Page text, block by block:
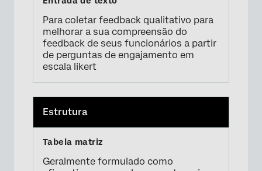
×
Para coletar feedback qualitativo para
melhorar a sua compreensão do
feedback de seus funcionários a partir
de perguntas de engajamento em
escala likert
Estrutura
Geralmente formulado como